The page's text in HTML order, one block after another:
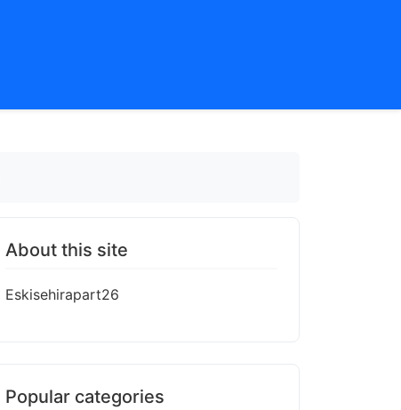
About this site
Eskisehirapart26
Popular categories